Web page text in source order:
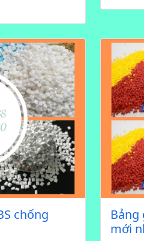
chống
Bảng
mới